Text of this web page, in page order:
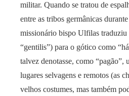
militar. Quando se tratou de
entre as tribos germânicas
missionário bispo Ulfilas traduziu
“gentilis”) para o gótico como
talvez denotasse, como “pagão”,
lugares selvagens e remotos (as
velhos costumes, mas também